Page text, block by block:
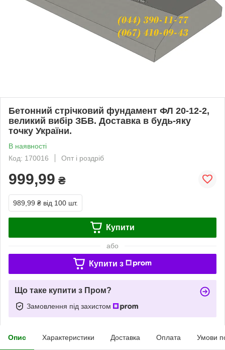
Бетонний стрічковий фундамент ФЛ 20-12-2,
великий вибір ЗБВ. Доставка в будь-яку
точку України.
В наявності
Код: 170016
Опт і роздріб
999,99 ₴
989,99 ₴ від 100 шт.
Купити
або
Купити з
Що таке купити з Пром?
Замовлення під захистом
Опис Характеристики Доставка Оплата Умови